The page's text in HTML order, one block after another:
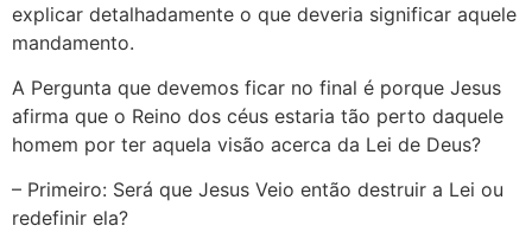
explicar detalhadamente o que deveria significar aquele
mandamento.
A Pergunta que devemos ficar no final é porque Jesus
afirma que o Reino dos céus estaria tão perto daquele
homem por ter aquela visão acerca da Lei de Deus?
– Primeiro: Será que Jesus Veio então destruir a Lei ou
redefinir ela?